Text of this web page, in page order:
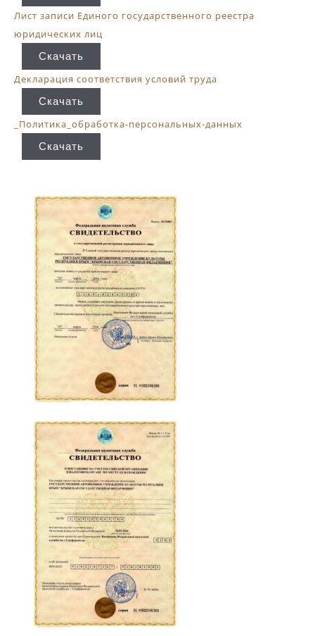
Лист записи Единого государственного реестра
юридических лиц
Скачать
Декларация соответствия условий труда
Скачать
_Политика_обработка-персональных-данных
Скачать